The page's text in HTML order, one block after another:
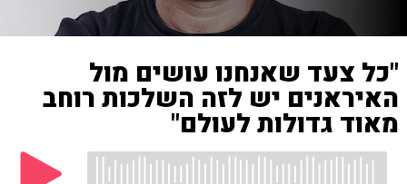
"כל צעד שאנחנו עושים מול
האיראנים יש לזה השלכות רוחב
מאוד גדולות לעולם"